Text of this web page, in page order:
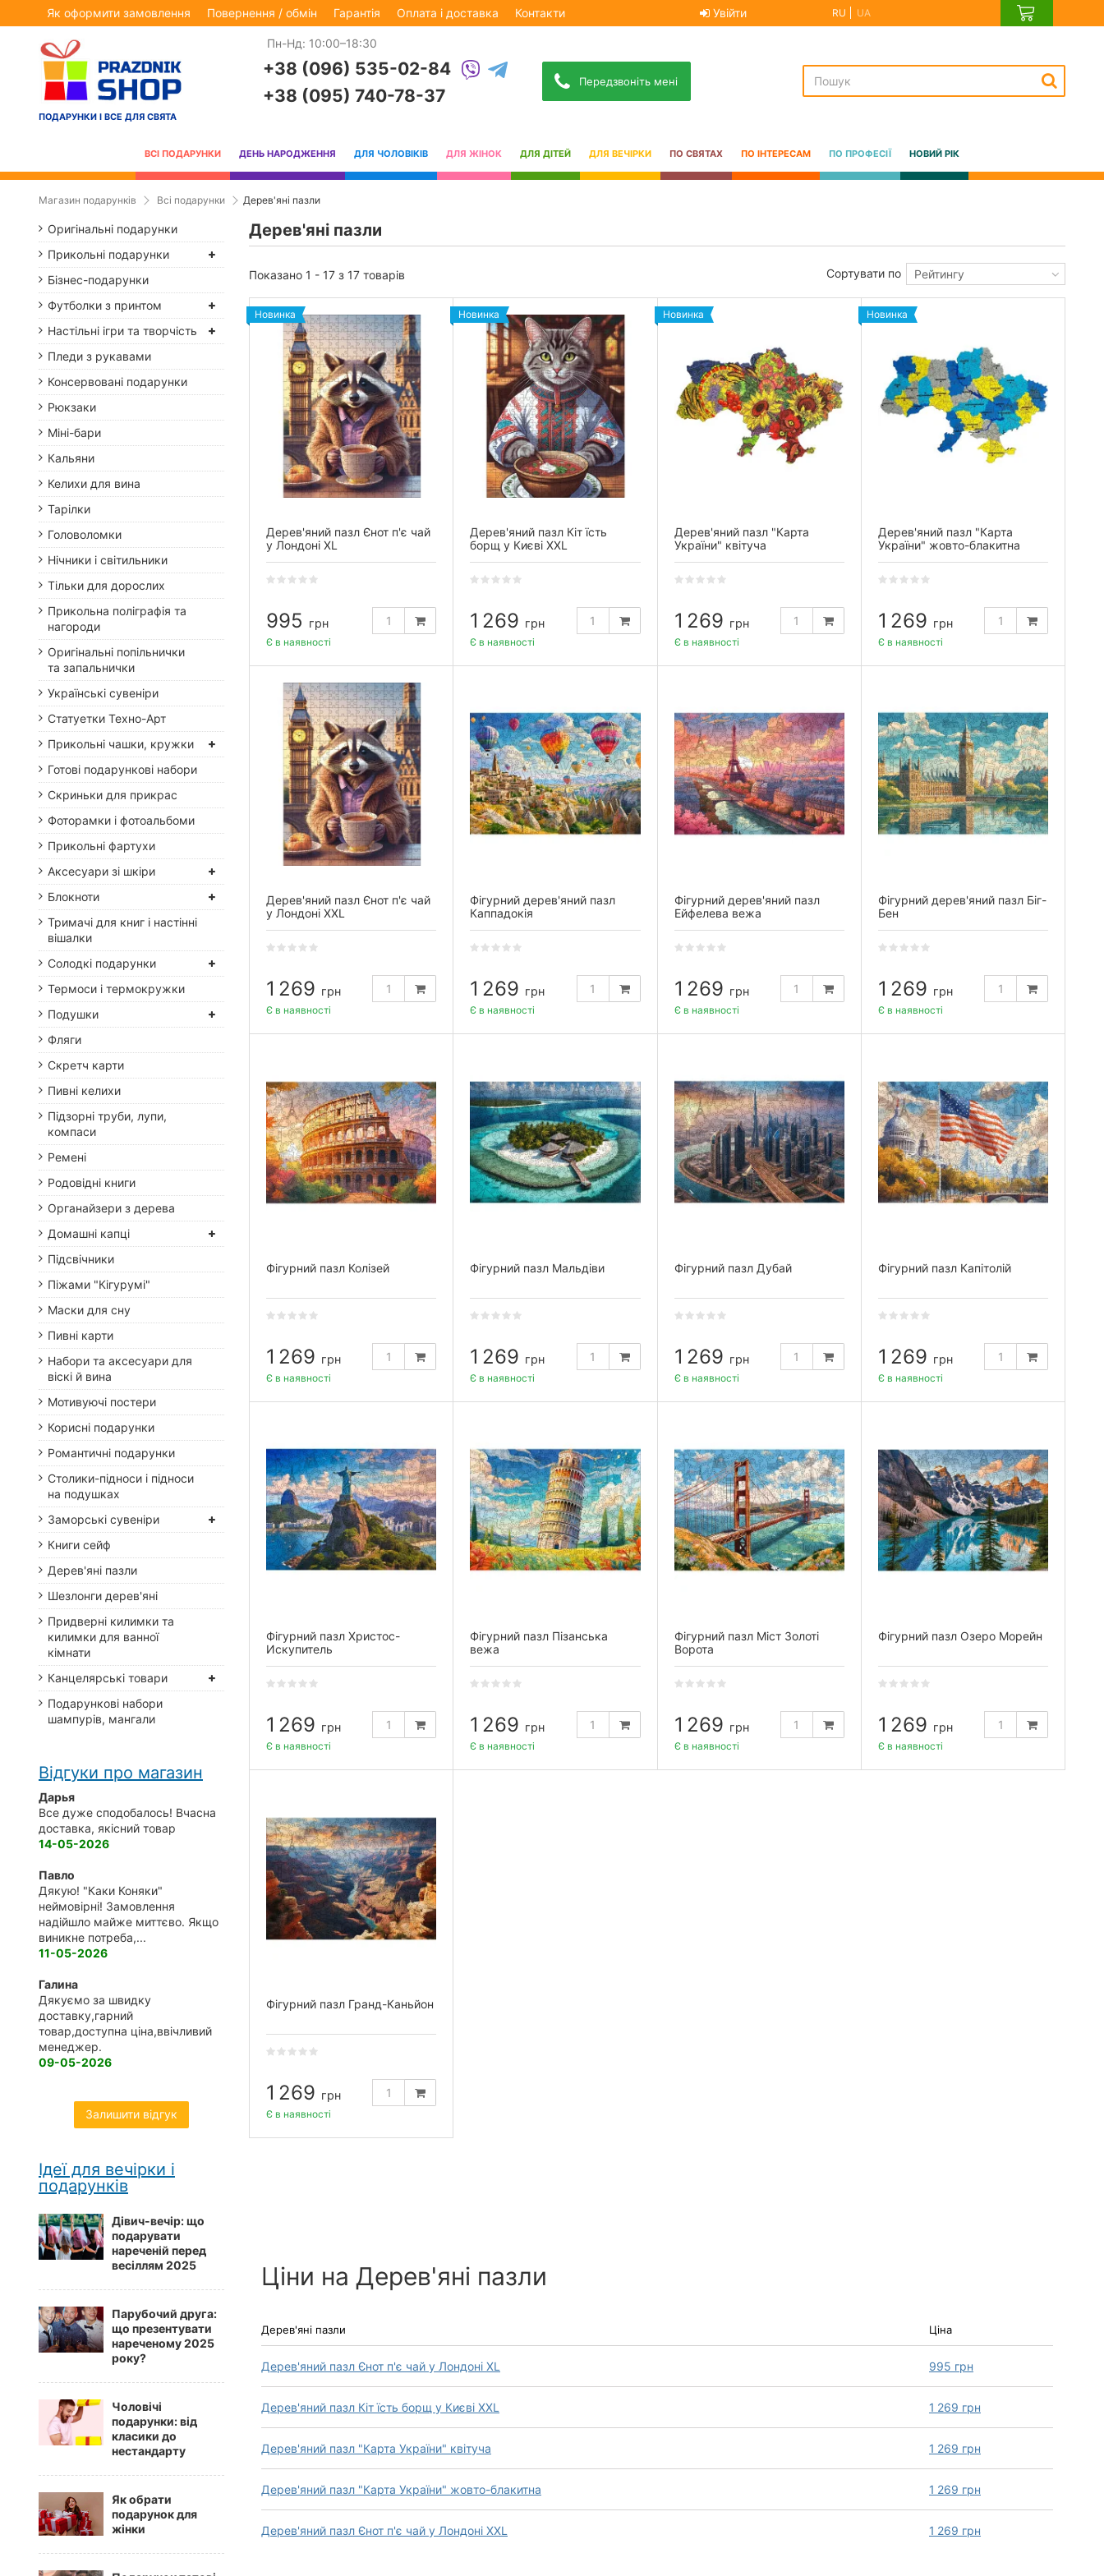
Як оформити замовлення Повернення / обмін Гарантія Оплата і доставка Контакти Увійти RU UA
ПОДАРУНКИ І ВСЕ ДЛЯ СВЯТА
Пн-Нд: 10:00–18:30
+38 (096) 535-02-84
+38 (095) 740-78-37
Передзвоніть мені
ВСІ ПОДАРУНКИ ДЕНЬ НАРОДЖЕННЯ ДЛЯ ЧОЛОВІКІВ ДЛЯ ЖІНОК ДЛЯ ДІТЕЙ ДЛЯ ВЕЧІРКИ ПО СВЯТАХ ПО ІНТЕРЕСАМ ПО ПРОФЕСІЇ НОВИЙ РІК
Магазин подарунків Всі подарунки Дерев'яні пазли
Дерев'яні пазли
Ціни на Дерев'яні пазли
Дерев'яні пазли Ціна
Дерев'яний пазл Єнот п'є чай у Лондоні XL 995 грн
Дерев'яний пазл Кіт їсть борщ у Києві XXL 1 269 грн
Дерев'яний пазл "Карта України" квітуча 1 269 грн
Дерев'яний пазл "Карта України" жовто-блакитна 1 269 грн
Дерев'яний пазл Єнот п'є чай у Лондоні XXL 1 269 грн
Показано 1 - 17 з 17 товарів Сортувати по Рейтингу
Новинка
Дерев'яний пазл Єнот п'є чай
у Лондоні XL
995 грн
Є в наявності
Новинка
Дерев'яний пазл Кіт їсть
борщ у Києві XXL
1 269 грн
Є в наявності
Новинка
Дерев'яний пазл "Карта
України" квітуча
1 269 грн
Є в наявності
Новинка
Дерев'яний пазл "Карта
України" жовто-блакитна
1 269 грн
Є в наявності
Дерев'яний пазл Єнот п'є чай
у Лондоні XXL
1 269 грн
Є в наявності
Фігурний дерев'яний пазл
Каппадокія
1 269 грн
Є в наявності
Фігурний дерев'яний пазл
Ейфелева вежа
1 269 грн
Є в наявності
Фігурний дерев'яний пазл Біг-
Бен
1 269 грн
Є в наявності
Фігурний пазл Колізей
1 269 грн
Є в наявності
Фігурний пазл Мальдіви
1 269 грн
Є в наявності
Фігурний пазл Дубай
1 269 грн
Є в наявності
Фігурний пазл Капітолій
1 269 грн
Є в наявності
Фігурний пазл Христос-
Искупитель
1 269 грн
Є в наявності
Фігурний пазл Пізанська
вежа
1 269 грн
Є в наявності
Фігурний пазл Міст Золоті
Ворота
1 269 грн
Є в наявності
Фігурний пазл Озеро Морейн
1 269 грн
Є в наявності
Фігурний пазл Гранд-Каньйон
1 269 грн
Є в наявності
Оригінальні подарунки
Прикольні подарунки
Бізнес-подарунки
Футболки з принтом
Настільні ігри та творчість
Пледи з рукавами
Консервовані подарунки
Рюкзаки
Міні-бари
Кальяни
Келихи для вина
Тарілки
Головоломки
Нічники і світильники
Тільки для дорослих
Прикольна поліграфія та
нагороди
Оригінальні попільнички
та запальнички
Українські сувеніри
Статуетки Техно-Арт
Прикольні чашки, кружки
Готові подарункові набори
Скриньки для прикрас
Фоторамки і фотоальбоми
Прикольні фартухи
Аксесуари зі шкіри
Блокноти
Тримачі для книг і настінні
вішалки
Солодкі подарунки
Термоси і термокружки
Подушки
Фляги
Скретч карти
Пивні келихи
Підзорні труби, лупи,
компаси
Ремені
Родовідні книги
Органайзери з дерева
Домашні капці
Підсвічники
Піжами "Кігурумі"
Маски для сну
Пивні карти
Набори та аксесуари для
віскі й вина
Мотивуючі постери
Корисні подарунки
Романтичні подарунки
Столики-підноси і підноси
на подушках
Заморські сувеніри
Книги сейф
Дерев'яні пазли
Шезлонги дерев'яні
Придверні килимки та
килимки для ванної
кімнати
Канцелярські товари
Подарункові набори
шампурів, мангали
Відгуки про магазин
Дарья
Все дуже сподобалось! Вчасна
доставка, якісний товар
14-05-2026
Павло
Дякую! "Каки Коняки"
неймовірні! Замовлення
надійшло майже миттєво. Якщо
виникне потреба,...
11-05-2026
Галина
Дякуємо за швидку
доставку,гарний
товар,доступна ціна,ввічливий
менеджер.
09-05-2026
Залишити відгук
Ідеї для вечірки і
подарунків
Дівич-вечір: що
подарувати
нареченій перед
весіллям 2025
Парубочий друга:
що презентувати
нареченому 2025
року?
Чоловічі
подарунки: від
класики до
нестандарту
Як обрати
подарунок для
жінки